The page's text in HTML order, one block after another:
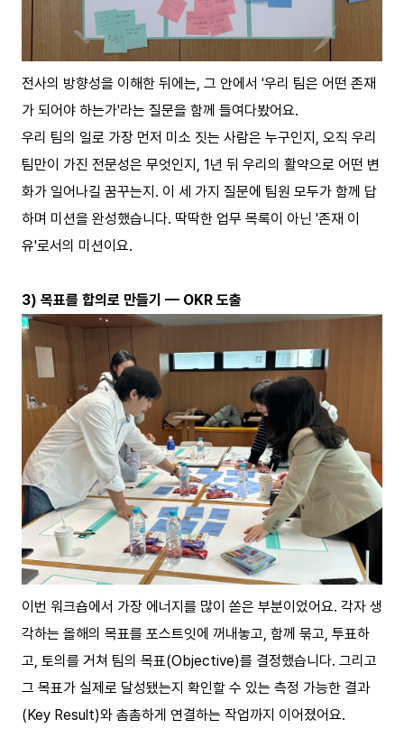
전사의 방향성을 이해한 뒤에는, 그 안에서 '우리 팀은 어떤 존재
가 되어야 하는가'라는 질문을 함께 들여다봤어요.
우리 팀의 일로 가장 먼저 미소 짓는 사람은 누구인지, 오직 우리
팀만이 가진 전문성은 무엇인지, 1년 뒤 우리의 활약으로 어떤 변
화가 일어나길 꿈꾸는지. 이 세 가지 질문에 팀원 모두가 함께 답
하며 미션을 완성했습니다. 딱딱한 업무 목록이 아닌 '존재 이
유'로서의 미션이요.
3) 목표를 합의로 만들기 — OKR 도출
이번 워크숍에서 가장 에너지를 많이 쏟은 부분이었어요. 각자 생
각하는 올해의 목표를 포스트잇에 꺼내놓고, 함께 묶고, 투표하
고, 토의를 거쳐 팀의 목표(Objective)를 결정했습니다. 그리고
그 목표가 실제로 달성됐는지 확인할 수 있는 측정 가능한 결과
(Key Result)와 촘촘하게 연결하는 작업까지 이어졌어요.